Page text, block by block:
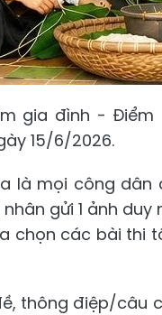
gia đình -
15/6/2026.
là mọi công dân
gửi 1 ảnh
chọn các bài thi
thông điệp/câu